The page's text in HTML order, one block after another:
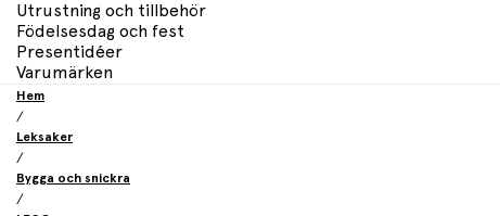
Utrustning och tillbehör
Födelsesdag och fest
Presentidéer
Varumärken
Hem
/
Leksaker
/
Bygga och snickra
/